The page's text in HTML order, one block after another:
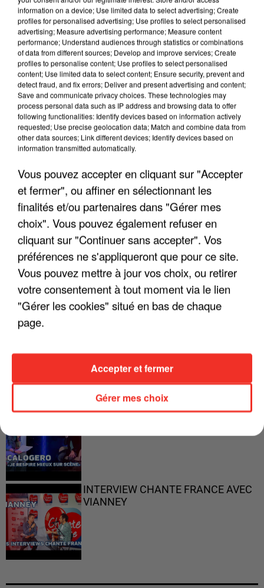
LES INTERVIEWS CHANTE
FRANCE
Voir plus
"JE SUIS À DISPOSITION DES
ENFOIRÉS"
"ON A TOUS LE TRAC"
"JE RESPIRE MIEUX SUR SCÈNE" -
INTERVIEW CHANTE FRANCE AVEC
VIANNEY
information on a device; Use limited data to select advertising; Create
profiles for personalised advertising; Use profiles to select personalised
advertising; Measure advertising performance; Measure content
performance; Understand audiences through statistics or combinations
of data from different sources; Develop and improve services; Create
profiles to personalise content; Use profiles to select personalised
content; Use limited data to select content; Ensure security, prevent and
detect fraud, and fix errors; Deliver and present advertising and content;
Save and communicate privacy choices. These technologies may
process personal data such as IP address and browsing data to offer
following functionalities: Identify devices based on information actively
requested; Use precise geolocation data; Match and combine data from
other data sources; Link different devices; Identify devices based on
information transmitted automatically.
Vous pouvez accepter en cliquant sur "Accepter
et fermer", ou affiner en sélectionnant les
finalités et/ou partenaires dans "Gérer mes
choix". Vous pouvez également refuser en
cliquant sur "Continuer sans accepter". Vos
préférences ne s'appliqueront que pour ce site.
Vous pouvez mettre à jour vos choix, ou retirer
votre consentement à tout moment via le lien
"Gérer les cookies" situé en bas de chaque
page.
Gérer mes choix
Accepter et fermer